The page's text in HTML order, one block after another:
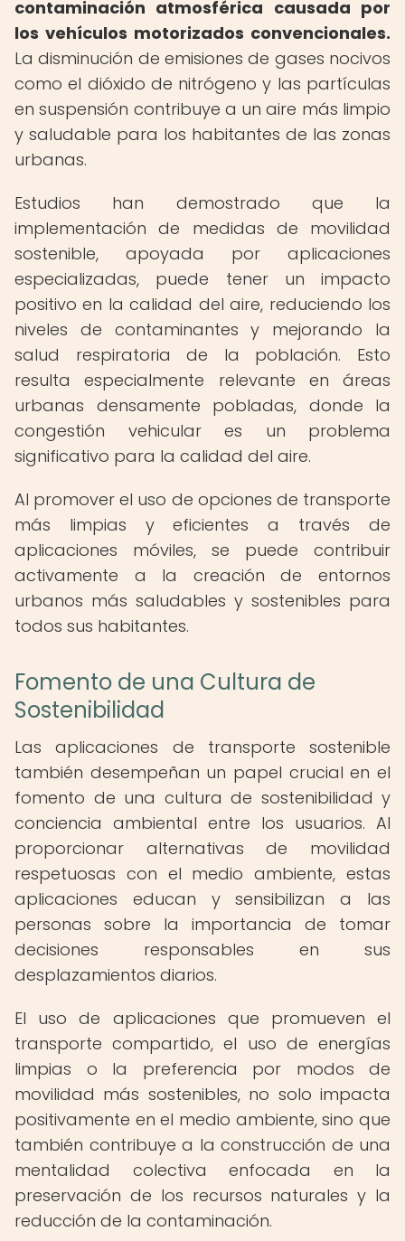
contaminación atmosférica causada por
los vehículos motorizados convencionales.
La disminución de emisiones de gases nocivos
como el dióxido de nitrógeno y las partículas
en suspensión contribuye a un aire más limpio
y saludable para los habitantes de las zonas
urbanas.
Estudios han demostrado que la
implementación de medidas de movilidad
sostenible, apoyada por aplicaciones
especializadas, puede tener un impacto
positivo en la calidad del aire, reduciendo los
niveles de contaminantes y mejorando la
salud respiratoria de la población. Esto
resulta especialmente relevante en áreas
urbanas densamente pobladas, donde la
congestión vehicular es un problema
significativo para la calidad del aire.
Al promover el uso de opciones de transporte
más limpias y eficientes a través de
aplicaciones móviles, se puede contribuir
activamente a la creación de entornos
urbanos más saludables y sostenibles para
todos sus habitantes.
Fomento de una Cultura de
Sostenibilidad
Las aplicaciones de transporte sostenible
también desempeñan un papel crucial en el
fomento de una cultura de sostenibilidad y
conciencia ambiental entre los usuarios. Al
proporcionar alternativas de movilidad
respetuosas con el medio ambiente, estas
aplicaciones educan y sensibilizan a las
personas sobre la importancia de tomar
decisiones responsables en sus
desplazamientos diarios.
El uso de aplicaciones que promueven el
transporte compartido, el uso de energías
limpias o la preferencia por modos de
movilidad más sostenibles, no solo impacta
positivamente en el medio ambiente, sino que
también contribuye a la construcción de una
mentalidad colectiva enfocada en la
preservación de los recursos naturales y la
reducción de la contaminación.